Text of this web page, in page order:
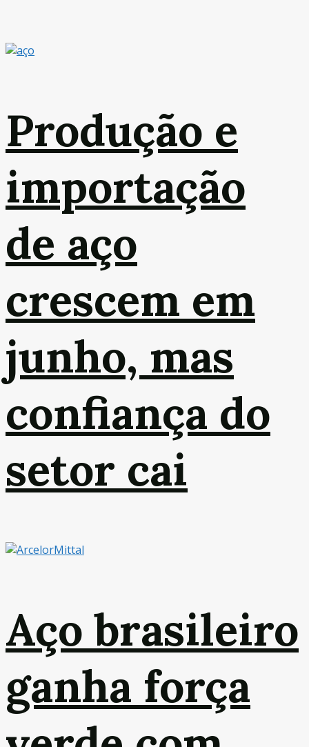
Produção e
importação
de aço
crescem em
junho, mas
confiança do
setor cai
Aço brasileiro
ganha força